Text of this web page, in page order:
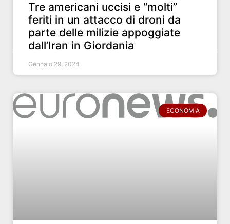
Tre americani uccisi e “molti”
feriti in un attacco di droni da
parte delle milizie appoggiate
dall’Iran in Giordania
Gennaio 29, 2024
ECONOMIA